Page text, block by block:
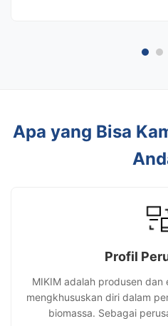
kebutuhan akan boiler uap, hal
Apa yang Bisa
Profil
MIKIM adalah produsen
mengkhususkan diri dalam
biomassa. Sebagai